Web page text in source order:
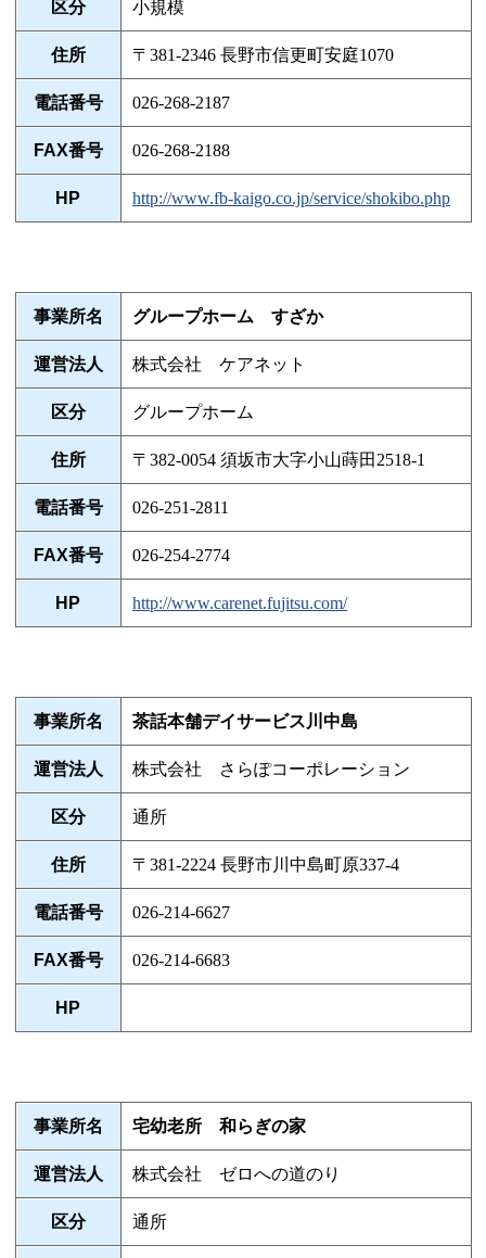
区分 小規模
住所 〒381-2346 長野市信更町安庭1070
電話番号 026-268-2187
FAX番号 026-268-2188
HP http://www.fb-kaigo.co.jp/service/shokibo.php
事業所名 グループホーム すざか
運営法人 株式会社 ケアネット
区分 グループホーム
住所 〒382-0054 須坂市大字小山蒔田2518-1
電話番号 026-251-2811
FAX番号 026-254-2774
HP http://www.carenet.fujitsu.com/
事業所名 茶話本舗デイサービス川中島
運営法人 株式会社 さらぽコーポレーション
区分 通所
住所 〒381-2224 長野市川中島町原337-4
電話番号 026-214-6627
FAX番号 026-214-6683
HP
事業所名 宅幼老所 和らぎの家
運営法人 株式会社 ゼロへの道のり
区分 通所